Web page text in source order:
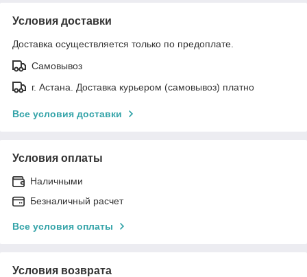
Условия доставки
Доставка осуществляется только по предоплате.
Самовывоз
г. Астана. Доставка курьером (самовывоз) платно
Все условия доставки
Условия оплаты
Наличными
Безналичный расчет
Все условия оплаты
Условия возврата